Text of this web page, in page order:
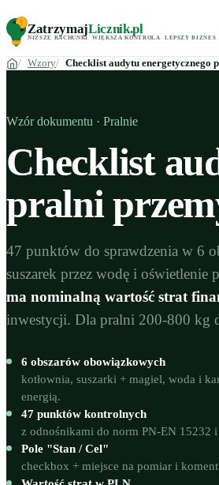
ZatrzymajLicznik.pl
NIŻSZE RACHUNKI WIĘKSZA KONTROLA LEPSZY BIZNES
Wzory Checklist audytu energetycznego
Wzór dokumentu · Pralnie
Checklist
pralni
47 punktów do sprawdzenia w 6
suszarek przez wodę i oświetlenie
ma nominalną wartość strat
inwestycji. Dla pralni 200-800 kg
6 obszarów obowiązkowych
kotłownia, suszarki + magiel, woda i
energią.
47 punktów kontrolnych
z odnośnikami do norm PN-EN 15232
Pole "Stan / Cel"
checkbox + miejsce na pomiar i